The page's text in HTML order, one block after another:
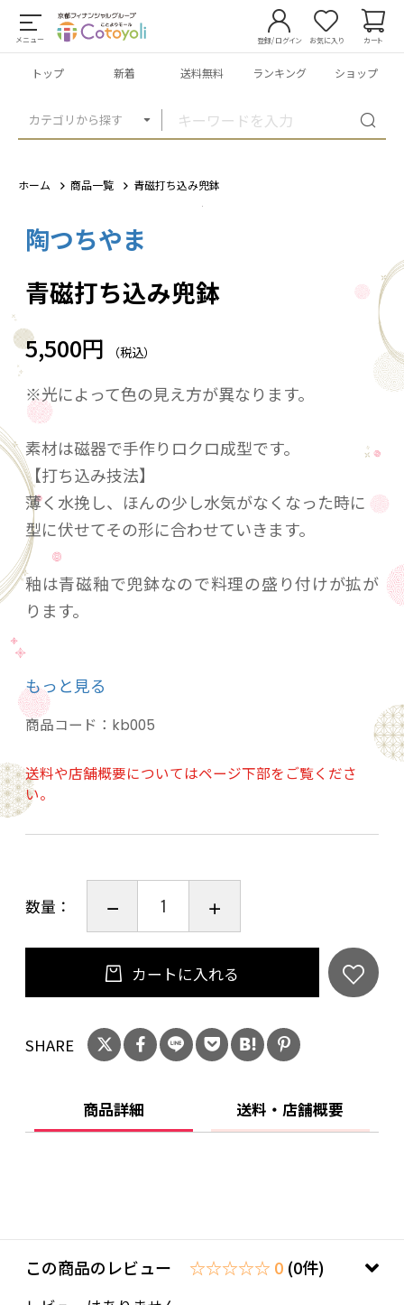
メニュー
カテゴリから探す
登録/ログイン お気に入り カート
トップ 新着 送料無料 ランキング ショップ
ホーム 商品一覧 青磁打ち込み兜鉢
陶つちやま
青磁打ち込み兜鉢
5,500円 （税込）
※光によって色の見え方が異なります。
素材は磁器で手作りロクロ成型です。
【打ち込み技法】
薄く水挽し、ほんの少し水気がなくなった時に
型に伏せてその形に合わせていきます。
釉は青磁釉で兜鉢なので料理の盛り付けが拡が
ります。
重量176g
電子レンジ/〇、食洗機/〇、直火/×
◎一点ずつの手作り生産ですので、多少の違い
は御了承下さい。
もっと見る
商品コード： kb005
送料や店舗概要についてはページ下部をご覧くださ
い。
数量：
カートに入れる
SHARE
商品詳細 送料・店舗概要
この商品のレビュー ☆☆☆☆☆ 0 (0件)